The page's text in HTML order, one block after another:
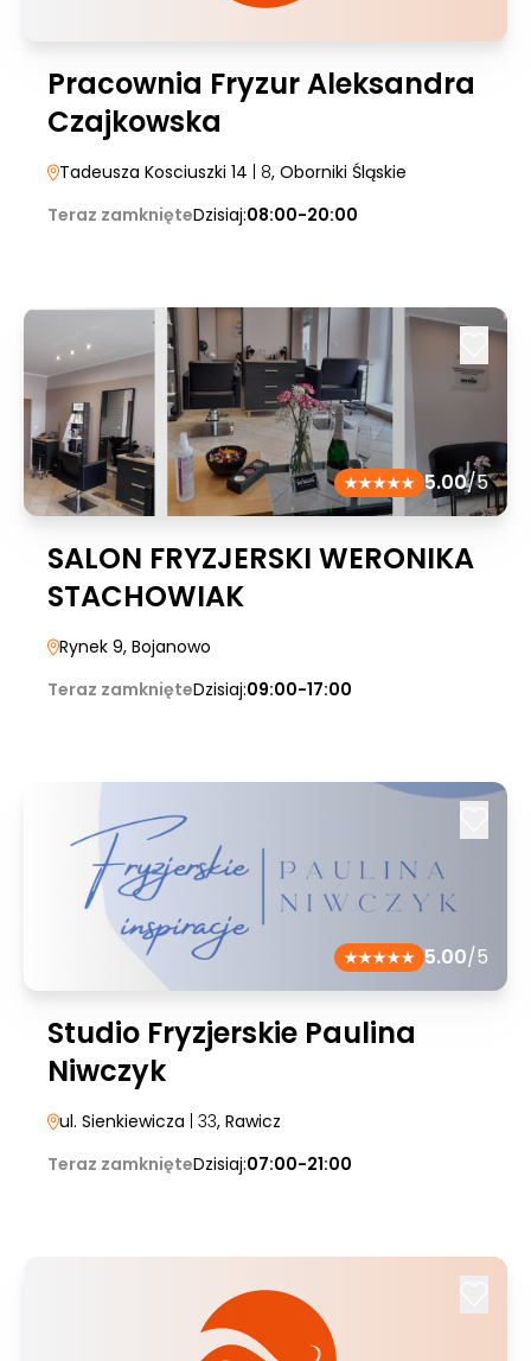
Pracownia Fryzur Aleksandra
Czajkowska
Tadeusza Kosciuszki 14 | 8, Oborniki Śląskie
Teraz zamknięteDzisiaj:08:00-20:00
5.00/5
SALON FRYZJERSKI WERONIKA
STACHOWIAK
Rynek 9, Bojanowo
Teraz zamknięteDzisiaj:09:00-17:00
5.00/5
Studio Fryzjerskie Paulina
Niwczyk
ul. Sienkiewicza | 33, Rawicz
Teraz zamknięteDzisiaj:07:00-21:00